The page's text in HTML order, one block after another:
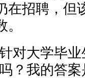
在招聘，但
对大学毕
？我的答